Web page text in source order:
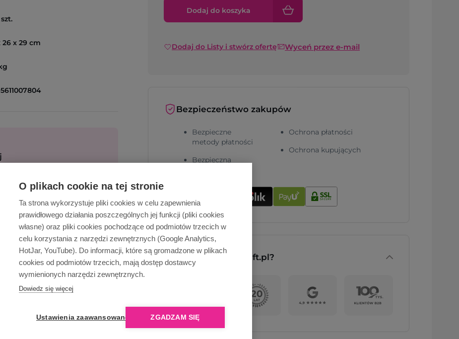
O plikach cookie na tej stronie
Ta strona wykorzystuje pliki cookies w celu zapewnienia
prawidłowego działania poszczególnych jej funkcji (pliki cookies
własne) oraz pliki cookies pochodzące od podmiotów trzecich w
celu korzystania z narzędzi zewnętrznych (Google Analytics,
HotJar, YouTube). Do informacji, które są gromadzone w plikach
cookies od podmiotów trzecich, mają dostęp dostawcy
wymienionych narzędzi zewnętrznych.
Dowiedz się więcej
Ustawienia zaawansowane ZGADZAM SIĘ
26 x 29 cm
Wyślij zapytanie
Dodaj do koszyka
Dodaj do Listy i stwórz ofertę Wyceń przez e-mail
Bezpieczeństwo zakupów
Bezpieczne
metody płatności
Bezpieczna
Ochrona płatności
Ochrona kupujących
Dlaczego OpenGift.pl?